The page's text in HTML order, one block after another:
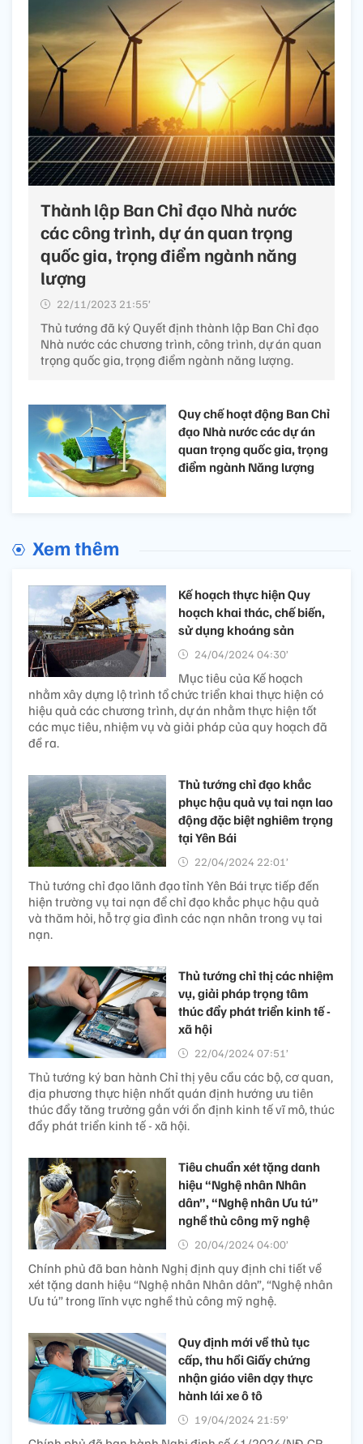
Thành lập Ban Chỉ đạo Nhà nước
các công trình, dự án quan trọng
quốc gia, trọng điểm ngành năng
lượng
22/11/2023 21:55’
Thủ tướng đã ký Quyết định thành lập Ban Chỉ đạo
Nhà nước các chương trình, công trình, dự án quan
trọng quốc gia, trọng điểm ngành năng lượng.
Quy chế hoạt động Ban Chỉ
đạo Nhà nước các dự án
quan trọng quốc gia, trọng
điểm ngành Năng lượng
Xem thêm
Kế hoạch thực hiện Quy
hoạch khai thác, chế biến,
sử dụng khoáng sản
24/04/2024 04:30’
Mục tiêu của Kế hoạch
nhằm xây dựng lộ trình tổ chức triển khai thực hiện có
hiệu quả các chương trình, dự án nhằm thực hiện tốt
các mục tiêu, nhiệm vụ và giải pháp của quy hoạch đã
đề ra.
Thủ tướng chỉ đạo khắc
phục hậu quả vụ tai nạn lao
động đặc biệt nghiêm trọng
tại Yên Bái
22/04/2024 22:01’
Thủ tướng chỉ đạo lãnh đạo tỉnh Yên Bái trực tiếp đến
hiện trường vụ tai nạn để chỉ đạo khắc phục hậu quả
và thăm hỏi, hỗ trợ gia đình các nạn nhân trong vụ tai
nạn.
Thủ tướng chỉ thị các nhiệm
vụ, giải pháp trọng tâm
thúc đẩy phát triển kinh tế -
xã hội​
22/04/2024 07:51’
Thủ tướng ký ban hành Chỉ thị yêu cầu các bộ, cơ quan,
địa phương thực hiện nhất quán định hướng ưu tiên
thúc đẩy tăng trưởng gắn với ổn định kinh tế vĩ mô, thúc
đẩy phát triển kinh tế - xã hội​.
Tiêu chuẩn xét tặng danh
hiệu “Nghệ nhân Nhân
dân”, “Nghệ nhân Ưu tú”
nghề thủ công mỹ nghệ
20/04/2024 04:00’
Chính phủ đã ban hành Nghị định quy định chi tiết về
xét tặng danh hiệu “Nghệ nhân Nhân dân”, “Nghệ nhân
Ưu tú” trong lĩnh vực nghề thủ công mỹ nghệ.
Quy định mới về thủ tục
cấp, thu hồi Giấy chứng
nhận giáo viên dạy thực
hành lái xe ô tô
19/04/2024 21:59’